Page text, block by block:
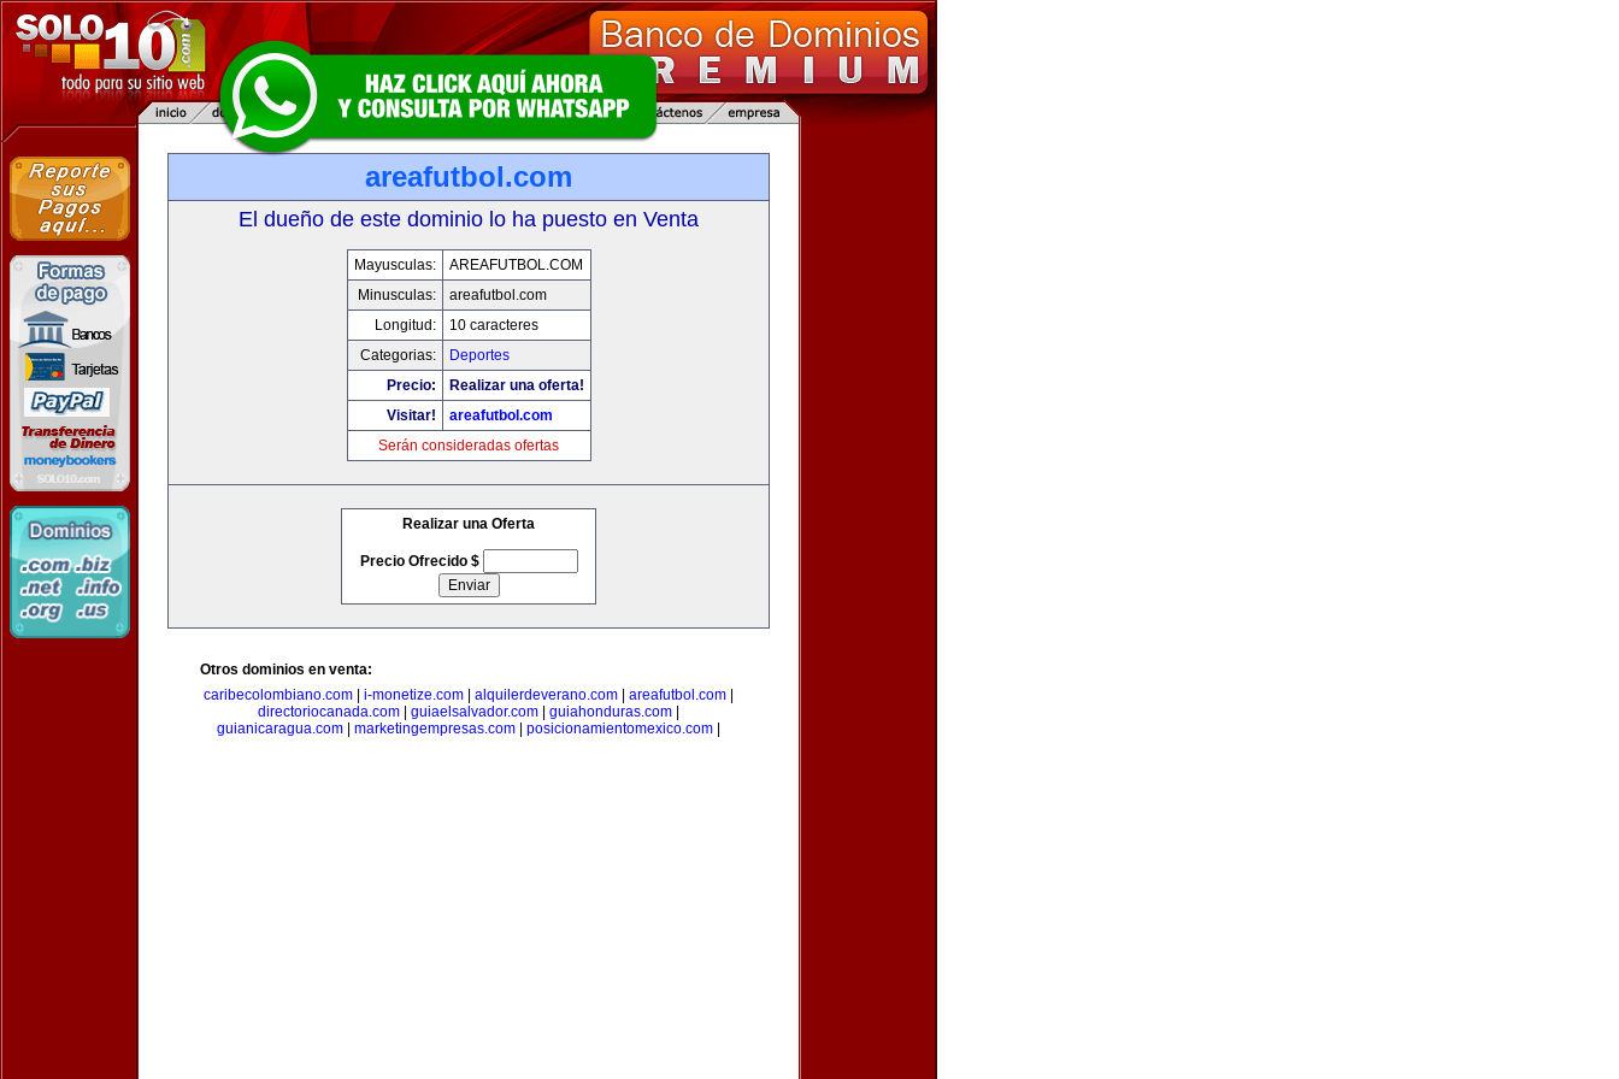
areafutbol.com
El dueño de este dominio lo ha puesto en Venta
Mayusculas:
AREAFUTBOL.COM
Minusculas:
areafutbol.com
Longitud:
10 caracteres
Categorias:
Deportes
Precio:
Realizar una oferta!
Visitar!
areafutbol.com
Serán consideradas ofertas
Realizar una Oferta
Precio Ofrecido $
Otros dominios en venta:
caribecolombiano.com
i-monetize.com alquilerdeverano.com areafutbol.com
directoriocanada.com
guiaelsalvador.com guiahonduras.com
guianicaragua.com
marketingempresas.com posicionamientomexico.com